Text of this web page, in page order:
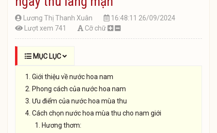
Lương Thị Thanh Xuân
16:48:11 26/09/2024
Lượt xem 741
Cỡ chữ
MỤC LỤC
Giới thiệu về nước hoa nam
Phong cách của nước hoa nam
Ưu điểm của nước hoa mùa thu
Cách chọn nước hoa mùa thu cho nam giới
Hương thơm: